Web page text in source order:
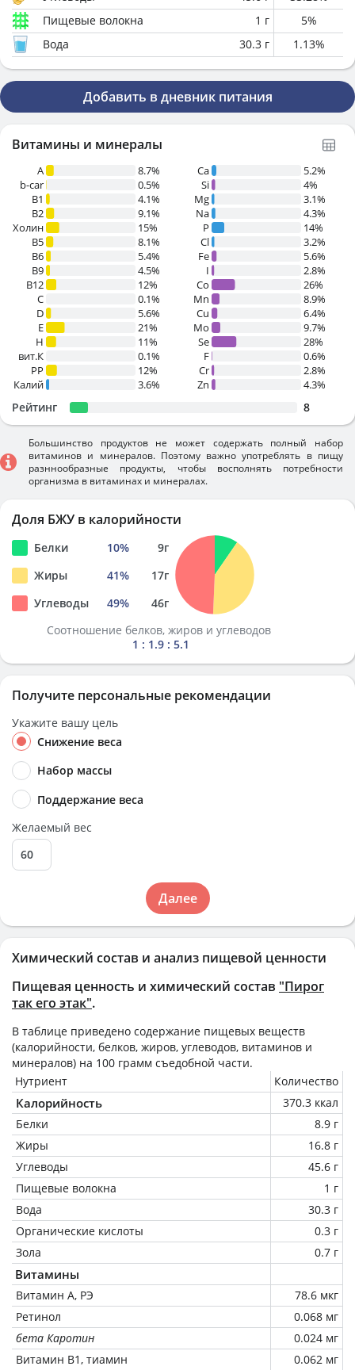
Химический состав и анализ пищевой ценности
Пищевая ценность и химический состав "Пирог
так его этак".
В таблице приведено содержание пищевых веществ
(калорийности, белков, жиров, углеводов, витаминов и
минералов) на 100 грамм съедобной части.
Нутриент
Количество
Калорийность
370.3 ккал
Белки
8.9 г
Жиры
16.8 г
Углеводы
45.6 г
Пищевые волокна
1 г
Вода
30.3 г
Органические кислоты
0.3 г
Зола
0.7 г
Витамины
Витамин А, РЭ
78.6 мкг
Ретинол
0.068 мг
бета Каротин
0.024 мг
Витамин В1, тиамин
0.062 мг
Пищевые волокна
1 г 5%
Вода
30.3 г 1.13%
Добавить в дневник питания
Витамины и минералы
A
8.7%
b-car
0.5%
В1
4.1%
B2
9.1%
Холин
15%
B5
8.1%
B6
5.4%
B9
4.5%
B12
12%
C
0.1%
D
5.6%
E
21%
H
11%
вит.К
0.1%
PP
12%
Калий
3.6%
Ca
5.2%
Si
4%
Mg
3.1%
Na
4.3%
P
14%
Cl
3.2%
Fe
5.6%
I
2.8%
Co
26%
Mn
8.9%
Cu
6.4%
Mo
9.7%
Se
28%
F
0.6%
Cr
2.8%
Zn
4.3%
Рейтинг 8
Большинство продуктов не может содержать полный набор
витаминов и минералов. Поэтому важно употреблять в пищу
разннообразные продукты, чтобы восполнять потребности
организма в витаминах и минералах.
Доля БЖУ в калорийности
Белки 10% 9г
Жиры
41% 17г
Углеводы
49% 46г
Соотношение белков, жиров и углеводов
1 : 1.9 : 5.1
Получите персональные рекомендации
Укажите вашу цель
Снижение веса
Набор массы
Поддержание веса
Желаемый вес
Далее